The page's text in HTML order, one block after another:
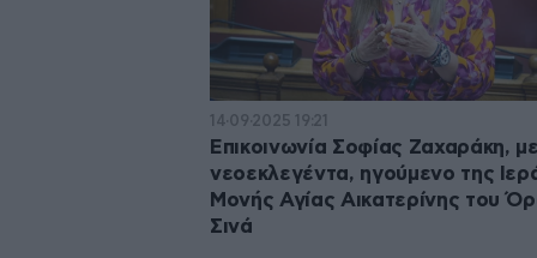
14·09·2025 19:21
Επικοινωνία Σοφίας Ζαχαράκη,
νεοεκλεγέντα, ηγούμενο της
Μονής Αγίας Αικατερίνης του
Σινά